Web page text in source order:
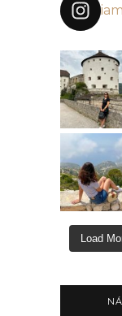
Load